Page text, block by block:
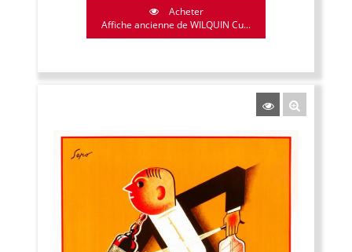
Acheter
Affiche ancienne de WILQUIN Cu...